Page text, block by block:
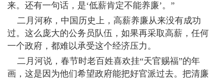
来。还有一句话，是‘低薪肯定不能养廉’。”
二月河称，中国历史上，高薪养廉从来没有成功
过。这么庞大的公务员队伍，如果再采取高薪，任何
一个政府，都难以承受这个经济压力。
二月河说，春节时老百姓喜欢挂“天官赐福”的年
画，这是因为他们希望政府能把好官派过去。把清廉